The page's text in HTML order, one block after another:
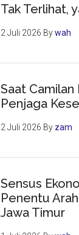
Tak Terlihat,
2 Juli 2026 Bywah
Saat Camilan
Penjaga
2 Juli 2026 By zam
Sensus
Penentu
Jawa Timur